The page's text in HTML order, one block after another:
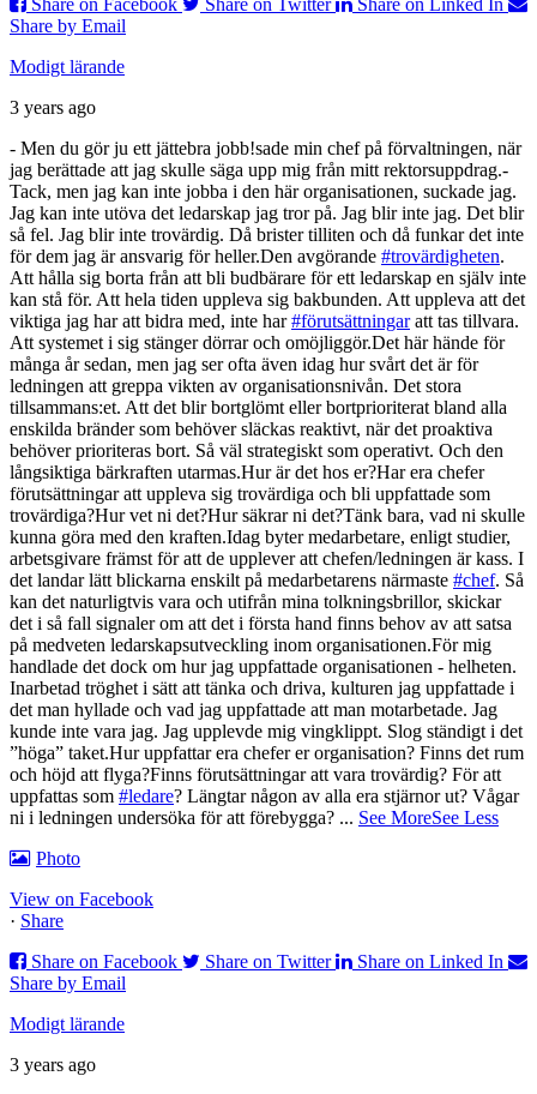
Share on Facebook Share on Twitter
Share on Linked In
Share by Email
Modigt lärande
3 years ago
- Men du gör ju ett jättebra jobb!sade min chef på förvaltningen, när
jag berättade att jag skulle säga upp mig från mitt rektorsuppdrag.-
Tack, men jag kan inte jobba i den här organisationen, suckade jag.
Jag kan inte utöva det ledarskap jag tror på. Jag blir inte jag. Det blir
så fel. Jag blir inte trovärdig. Då brister tilliten och då funkar det inte
för dem jag är ansvarig för heller.Den avgörande #trovärdigheten.
Att hålla sig borta från att bli budbärare för ett ledarskap en själv inte
kan stå för. Att hela tiden uppleva sig bakbunden. Att uppleva att det
viktiga jag har att bidra med, inte har#förutsättningaratt tas tillvara.
Att systemet i sig stänger dörrar och omöjliggör.Det här hände för
många år sedan, men jag ser ofta även idag hur svårt det är för
ledningen att greppa vikten av organisationsnivån. Det stora
tillsammans:et. Att det blir bortglömt eller bortprioriterat bland alla
enskilda bränder som behöver släckas reaktivt, när det proaktiva
behöver prioriteras bort. Så väl strategiskt som operativt. Och den
långsiktiga bärkraften utarmas.Hur är det hos er?Har era chefer
förutsättningar att uppleva sig trovärdiga och bli uppfattade som
trovärdiga?Hur vet ni det?Hur säkrar ni det?Tänk bara, vad ni skulle
kunna göra med den kraften.Idag byter medarbetare, enligt studier,
arbetsgivare främst för att de upplever att chefen/ledningen är kass. I
det landar lätt blickarna enskilt på medarbetarens närmaste #chef. Så
kan det naturligtvis vara och utifrån mina tolkningsbrillor, skickar
det i så fall signaler om att det i första hand finns behov av att satsa
på medveten ledarskapsutveckling inom organisationen.För mig
handlade det dock om hur jag uppfattade organisationen - helheten.
Inarbetad tröghet i sätt att tänka och driva, kulturen jag uppfattade i
det man hyllade och vad jag uppfattade att man motarbetade. Jag
kunde inte vara jag. Jag upplevde mig vingklippt. Slog ständigt i det
”höga” taket.Hur uppfattar era chefer er organisation? Finns det rum
och höjd att flyga?Finns förutsättningar att vara trovärdig? För att
uppfattas som #ledare? Längtar någon av alla era stjärnor ut? Vågar
ni i ledningen undersöka för att förebygga? ... See MoreSee Less
Photo
View on Facebook
· Share
Share on Facebook
Share on Twitter
Share on Linked In
Share by Email
Modigt lärande
3 years ago